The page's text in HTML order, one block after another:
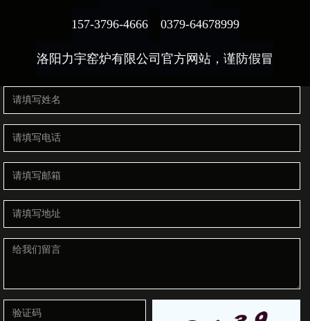
157-3796-4666 0379-64678999
洛阳力宇窑炉有限公司官方网站，谨防假冒